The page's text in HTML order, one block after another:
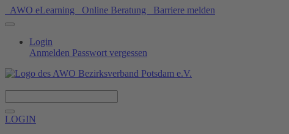
AWO eLearning Online Beratung Barriere melden
Login
Anmelden Passwort vergessen
LOGIN